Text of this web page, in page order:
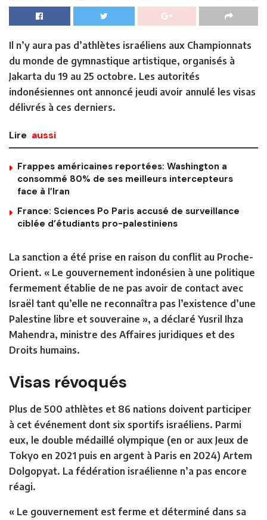
Il n’y aura pas d’athlètes israéliens aux Championnats
du monde de gymnastique artistique, organisés à
Jakarta du 19 au 25 octobre. Les autorités
indonésiennes ont annoncé jeudi avoir annulé les visas
délivrés à ces derniers.
Lire aussi
Frappes américaines reportées: Washington a
consommé 80% de ses meilleurs intercepteurs
face à l’Iran
France: Sciences Po Paris accusé de surveillance
ciblée d’étudiants pro-palestiniens
La sanction a été prise en raison du conflit au Proche-
Orient. « Le gouvernement indonésien à une politique
fermement établie de ne pas avoir de contact avec
Israël tant qu’elle ne reconnaîtra pas l’existence d’une
Palestine libre et souveraine », a déclaré Yusril Ihza
Mahendra, ministre des Affaires juridiques et des
Droits humains.
Visas révoqués
Plus de 500 athlètes et 86 nations doivent participer
à cet événement dont six sportifs israéliens. Parmi
eux, le double médaillé olympique (en or aux Jeux de
Tokyo en 2021 puis en argent à Paris en 2024) Artem
Dolgopyat. La fédération israélienne n’a pas encore
réagi.
« Le gouvernement est ferme et déterminé dans sa